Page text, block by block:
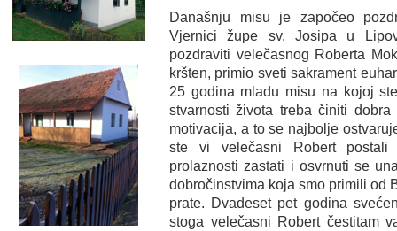
Današnju misu je započeo
Vjernici župe sv. Josipa u
pozdraviti velečasnog Roberta
kršten, primio sveti sakrament
25 godina mladu misu na kojoj
stvarnosti života treba činiti
motivacija, a to se najbolje
ste vi velečasni Robert postali
prolaznosti zastati i osvrnuti se
dobročinstvima koja smo primili od
prate. Dvadeset pet godina
stoga velečasni Robert čestitam